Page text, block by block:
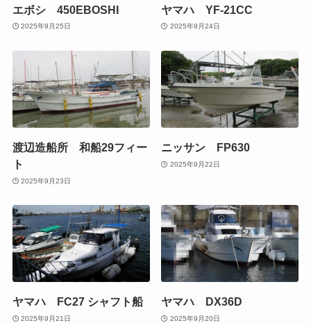
エボシ 450EBOSHI
2025年9月25日
ヤマハ YF-21CC
2025年9月24日
渡辺造船所 和船29フィー
ト
2025年9月23日
ニッサン FP630
2025年9月22日
ヤマハ FC27 シャフト船
2025年9月21日
ヤマハ DX36D
2025年9月20日